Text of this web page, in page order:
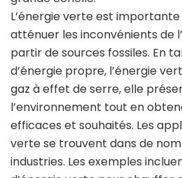
L’énergie verte est
atténuer les inconvénients de
partir de sources fossiles. En
d’énergie propre, l’énergie
gaz à effet de serre, elle
l’environnement tout en
efficaces et souhaités. Les
verte se trouvent dans de
industries. Les exemples